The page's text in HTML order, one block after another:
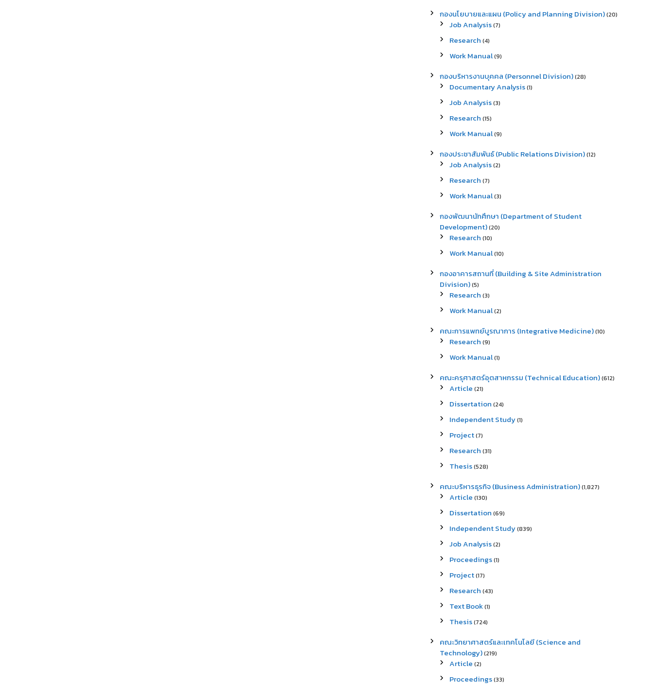
กองนโยบายและแผน (Policy and Planning Division)(20)
Job Analysis(7)
Research (4)
Work Manual(9)
กองบริหารงานบุคคล (Personnel Division)(28)
Documentary Analysis(1)
Job Analysis(3)
Research (15)
Work Manual(9)
กองประชาสัมพันธ์ (Public Relations Division)(12)
Job Analysis(2)
Research (7)
Work Manual(3)
กองพัฒนานักศึกษา (Department of Student
Development)(20)
Research (10)
Work Manual(10)
กองอาคารสถานที่ (Building & Site Administration
Division)(5)
Research (3)
Work Manual(2)
คณะการแพทย์บูรณาการ (Integrative Medicine)(10)
Research (9)
Work Manual(1)
คณะครุศาสตร์อุตสาหกรรม (Technical Education)(612)
Article (21)
Dissertation (24)
Independent Study(1)
Project(7)
Research (31)
Thesis(528)
คณะบริหารธุรกิจ (Business Administration)(1,827)
Article (130)
Dissertation (69)
Independent Study(839)
Job Analysis(2)
Proceedings(1)
Project(17)
Research (43)
Text Book(1)
Thesis(724)
คณะวิทยาศาสตร์และเทคโนโลยี (Science and
Technology)(219)
Article (2)
Proceedings(33)